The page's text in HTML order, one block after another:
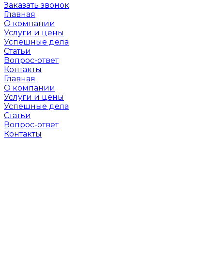
Заказать звонок
Главная
О компании
Услуги и цены
Успешные дела
Статьи
Вопрос-ответ
Контакты
Главная
О компании
Услуги и цены
Успешные дела
Статьи
Вопрос-ответ
Контакты